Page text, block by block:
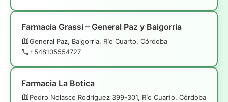
Farmacia Grassi – General Paz y Baigorria
General Paz, Baigorria, Río Cuarto, Córdoba
+548105554727
Farmacia La Botica
Pedro Nolasco Rodríguez 399-301, Río Cuarto, Córdoba